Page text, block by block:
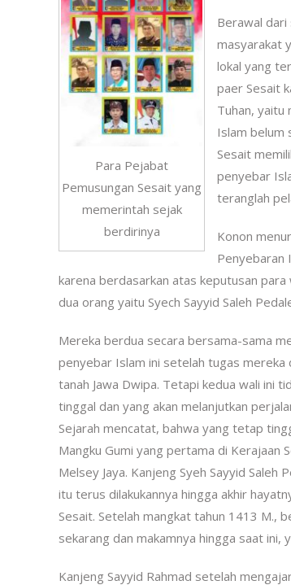
Para Pejabat
Pemusungan Sesait yang
memerintah sejak
berdirinya
Berawal dari
masyarakat
lokal yang
paer Sesait
Tuhan, yaitu
Islam belum
Sesait
penyebar
teranglah
Konon
Penyebaran
karena berdasarkan atas keputusan para
dua orang yaitu Syech Sayyid Saleh
Mereka berdua secara bersama-sama
penyebar Islam ini setelah tugas mereka
tanah Jawa Dwipa. Tetapi kedua wali ini
tinggal dan yang akan melanjutkan
Sejarah mencatat, bahwa yang tetap
Mangku Gumi yang pertama di Kerajaan
Melsey Jaya. Kanjeng Syeh Sayyid
itu terus dilakukannya hingga akhir
Sesait. Setelah mangkat tahun 1413 M.,
sekarang dan makamnya hingga saat ini,
Kanjeng Sayyid Rahmad setelah